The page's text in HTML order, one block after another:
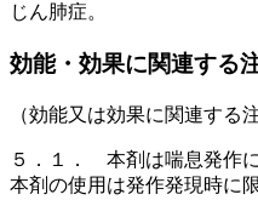
じん肺症。
効能・効果に関連する
（効能又は効果に関連する注
５．１． 本剤は喘息発作
本剤の使用は発作発現時に